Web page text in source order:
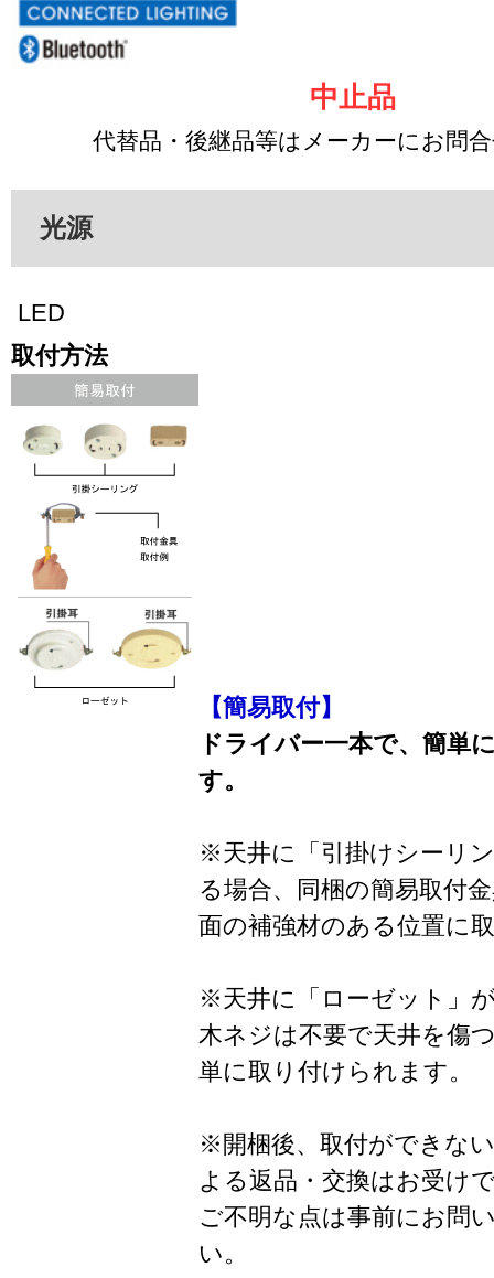
中止品
代替品・後継品等はメーカーにお問
光源
LED
取付方法
【簡易取付】
ドライバー一本で、簡単
す。
※天井に「引掛けシーリ
る場合、同梱の簡易取付
面の補強材のある位置に
※天井に「ローゼット」
木ネジは不要で天井を傷
単に取り付けられます。
※開梱後、取付ができな
よる返品・交換はお受け
ご不明な点は事前にお問
い。